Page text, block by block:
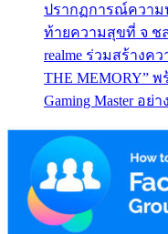
ปรากฏการณ์ความ
ท้ายความสุขที่ จ ช
realme ร่วมสร้างค
THE MEMORY”
Gaming Master อย่